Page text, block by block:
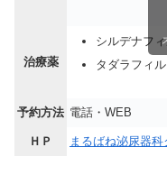
治療薬
シルデナフ
タダラフィ
予約方法 電話・WEB
ＨＰ まるばね泌尿器科